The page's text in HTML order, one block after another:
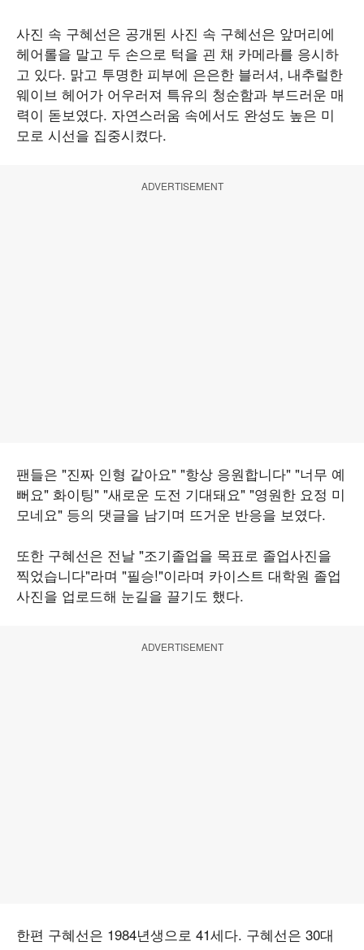
사진 속 구혜선은 공개된 사진 속 구혜선은 앞머리에
헤어롤을 말고 두 손으로 턱을 괸 채 카메라를 응시하
고 있다. 맑고 투명한 피부에 은은한 블러셔, 내추럴한
웨이브 헤어가 어우러져 특유의 청순함과 부드러운 매
력이 돋보였다. 자연스러움 속에서도 완성도 높은 미
모로 시선을 집중시켰다.
ADVERTISEMENT
팬들은 "진짜 인형 같아요" "항상 응원합니다" "너무 예
뻐요" 화이팅" "새로운 도전 기대돼요" "영원한 요정 미
모네요" 등의 댓글을 남기며 뜨거운 반응을 보였다.
또한 구혜선은 전날 "조기졸업을 목표로 졸업사진을
찍었습니다"라며 "필승!"이라며 카이스트 대학원 졸업
사진을 업로드해 눈길을 끌기도 했다.
ADVERTISEMENT
한편 구혜선은 1984년생으로 41세다. 구혜선은 30대